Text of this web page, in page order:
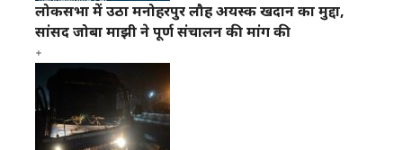
लोकसभा में उठा मनोहरपुर लौह अयस्क खदान का मुद्दा,
सांसद जोबा माझी ने पूर्ण संचालन की मांग की